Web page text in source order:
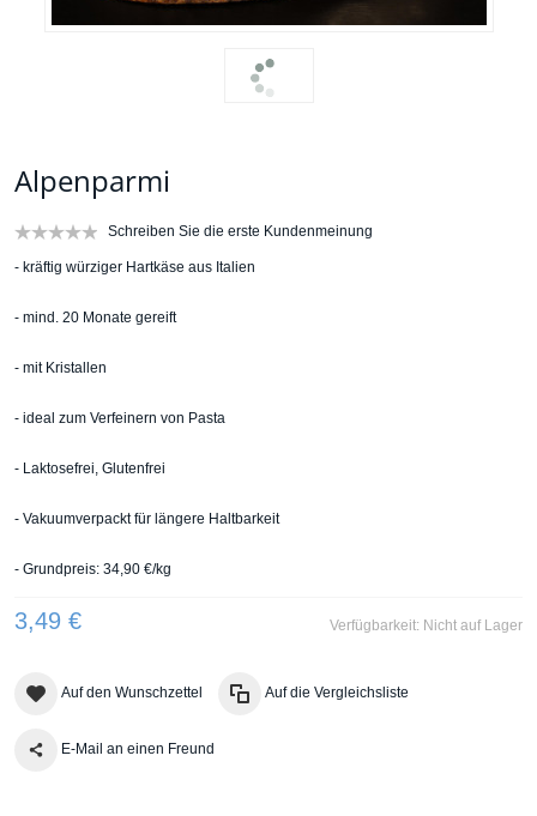
Alpenparmi
Schreiben Sie die erste Kundenmeinung
- kräftig würziger Hartkäse aus Italien
- mind. 20 Monate gereift
- mit Kristallen
- ideal zum Verfeinern von Pasta
- Laktosefrei, Glutenfrei
- Vakuumverpackt für längere Haltbarkeit
- Grundpreis: 34,90 €/kg
Verfügbarkeit: Nicht auf Lager
3,49 €
Auf den Wunschzettel Auf die Vergleichsliste
E-Mail an einen Freund